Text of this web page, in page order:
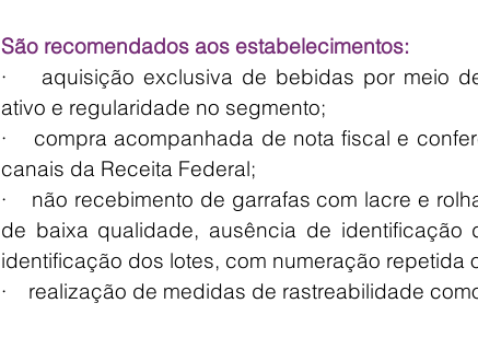
São recomendados aos estabelecimentos:
·    aquisição exclusiva de bebidas por meio
ativo e regularidade no segmento;
·    compra acompanhada de nota fiscal e
canais da Receita Federal;
·    não recebimento de garrafas com lacre e
de baixa qualidade, ausência de identificação
identificação dos lotes, com numeração repetida
·    realização de medidas de rastreabilidade